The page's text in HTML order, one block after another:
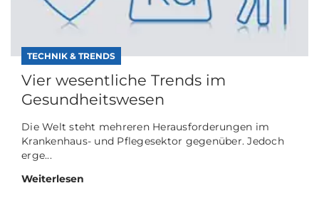
TECHNIK & TRENDS
Vier wesentliche Trends im
Gesundheitswesen
Die Welt steht mehreren Herausforderungen im
Krankenhaus- und Pflegesektor gegenüber. Jedoch
erge...
Weiterlesen